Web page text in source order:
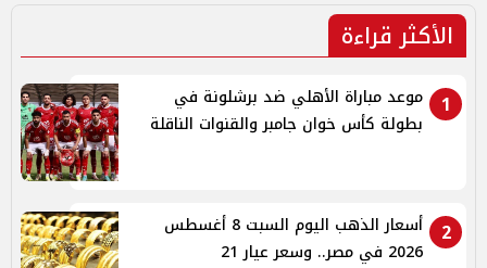
الأكثر قراءة
1
موعد مباراة الأهلي ضد برشلونة في
بطولة كأس خوان جامبر والقنوات الناقلة
2
أسعار الذهب اليوم السبت 8 أغسطس
2026 في مصر.. وسعر عيار 21